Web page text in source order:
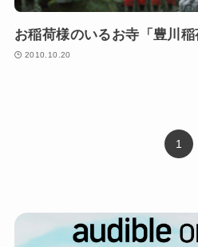
お稲荷様のいるお寺「豊川
2010.10.20
1